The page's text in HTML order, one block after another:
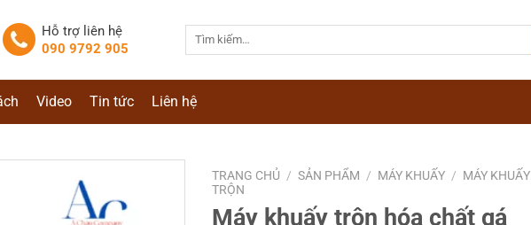
Hỗ trợ liên hệ
090 9792 905
Video Tin tức Liên hệ
TRANG CHỦ / SẢN PHẨM / MÁY KHUẤY / MÁY KHUẤY
TRỘN
Máy khuấy trộn hóa chất gá